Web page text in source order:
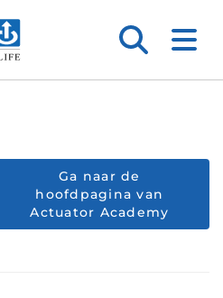
Ga naar de
hoofdpagina van
Actuator Academy